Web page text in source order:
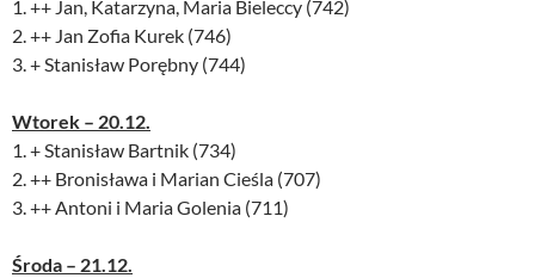
1. ++ Jan, Katarzyna, Maria Bieleccy (742)
2. ++ Jan Zofia Kurek (746)
3. + Stanisław Porębny (744)
Wtorek – 20.12.
1. + Stanisław Bartnik (734)
2. ++ Bronisława i Marian Cieśla (707)
3. ++ Antoni i Maria Golenia (711)
Środa – 21.12.